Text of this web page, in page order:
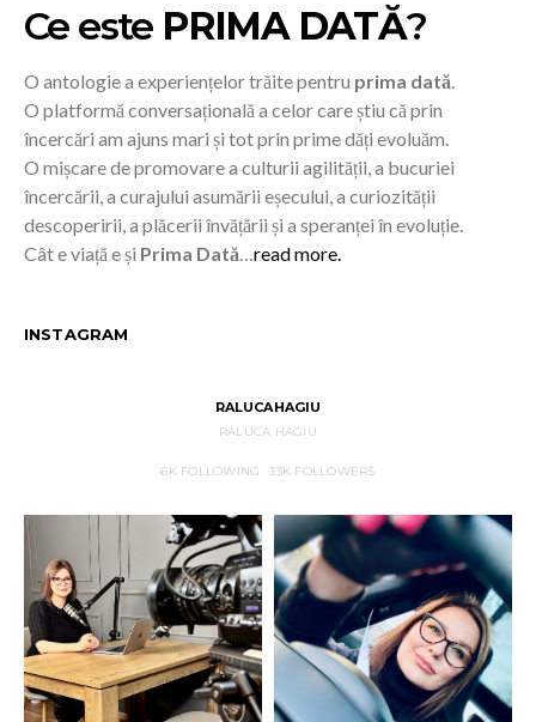
Ce este PRIMA DATĂ?
O antologie a experiențelor trăite pentru prima dată
O platformă conversațională a celor care știu că prin
încercări am ajuns mari și tot prin prime dăți evoluăm.
O mișcare de promovare a culturii agilității, a bucuriei
încercării, a curajului asumării eșecului, a curiozității
descoperirii, a plăcerii învățării și a speranței în evoluție.
Cât e viață e și Prima Dată read more.
INSTAGRAM
RALUCAHAGIU
RALUCA HAGIU
6K FOLLOWING 33K FOLLOWERS